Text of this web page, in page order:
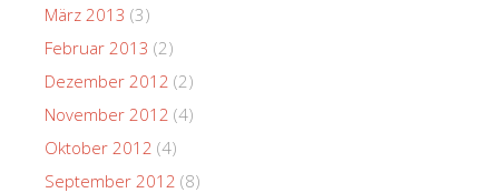
März 2013 (3)
Februar 2013 (2)
Dezember 2012 (2)
November 2012 (4)
Oktober 2012 (4)
September 2012 (8)